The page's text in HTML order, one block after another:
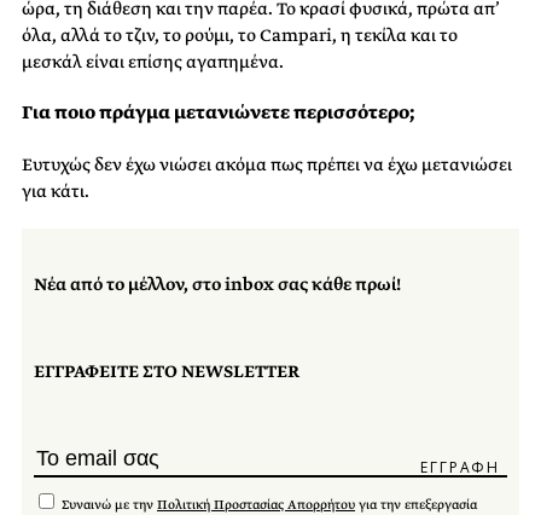
ώρα, τη διάθεση και την παρέα. Το κρασί φυσικά, πρώτα απ’
όλα, αλλά το τζιν, το ρούμι, το Campari, η τεκίλα και το
μεσκάλ είναι επίσης αγαπημένα.
Για ποιο πράγμα μετανιώνετε περισσότερο;
Ευτυχώς δεν έχω νιώσει ακόμα πως πρέπει να έχω μετανιώσει
για κάτι.
Νέα από το μέλλον, στο inbox σας κάθε πρωί!
ΕΓΓΡΑΦΕΙΤΕ ΣΤΟ NEWSLETTER
Συναινώ με την Πολιτική Προστασίας Απορρήτου για την επεξεργασία